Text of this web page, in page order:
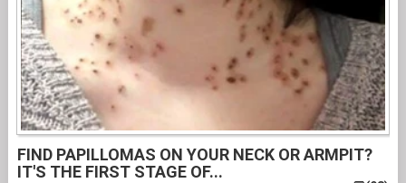
FIND PAPILLOMAS ON YOUR NECK OR ARMPIT?
IT'S THE FIRST STAGE OF...